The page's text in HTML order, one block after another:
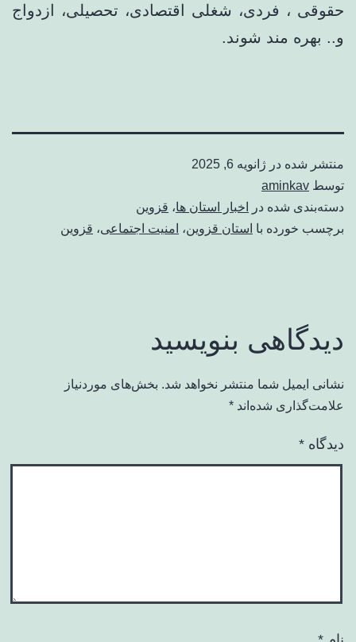
حقوقی ، فردی، شغلی اقتصادی، تحصیلی، ازدواج
و.. بهره مند شوند.
منتشر شده در ژانویه 6, 2025
توسط aminkav
دسته‌بندی شده در
اخبار استان ها، قزوین
برچسب خورده با استان قزوین، امنیت اجتماعی، قزوین
دیدگاهی بنویسید
نشانی ایمیل شما منتشر نخواهد شد. بخش‌های موردنیاز
علامت‌گذاری شده‌اند *
دیدگاه *